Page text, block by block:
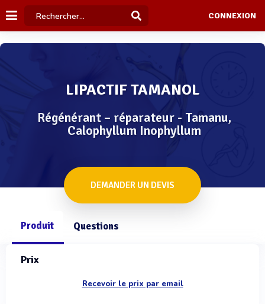
CONNEXION
LIPACTIF TAMANOL
Régénérant – réparateur - Tamanu,
Calophyllum Inophyllum
DEMANDER UN DEVIS
Produit Questions
Prix
Recevoir le prix par email